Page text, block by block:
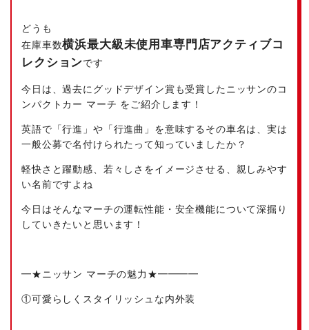
どうも
在庫車数横浜最大級 未使用車専門店アクティブコ
レクションです
今日は、過去にグッドデザイン賞も受賞したニッサンのコ
ンパクトカー マーチ をご紹介します！
英語で「行進」や「行進曲」を意味するその車名は、実は
一般公募で名付けられたって知っていましたか？
軽快さと躍動感、若々しさをイメージさせる、親しみやす
い名前ですよね
今日はそんなマーチの運転性能・安全機能について深掘り
していきたいと思います！
━★ニッサン マーチの魅力★━━━━
①可愛らしくスタイリッシュな内外装